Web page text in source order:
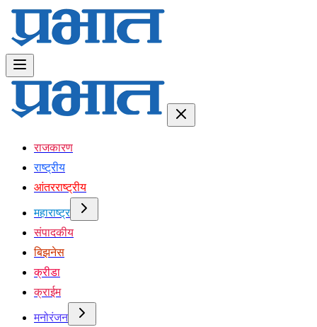
राजकारण
राष्ट्रीय
आंतरराष्ट्रीय
महाराष्ट्र
संपादकीय
बिझनेस
क्रीडा
क्राईम
मनोरंजन